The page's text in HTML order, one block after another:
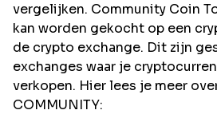
vergelijken. Community Coin
kan worden gekocht op een
de crypto exchange. Dit zijn
exchanges waar je
verkopen. Hier lees je meer
COMMUNITY: